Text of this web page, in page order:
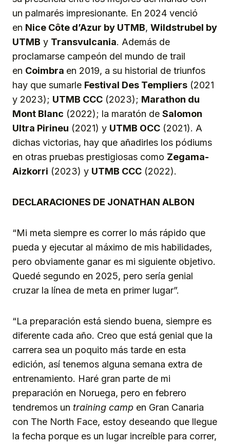
un palmarés impresionante. En 2024 venció
en Nice Côte d’Azur by UTMB, Wildstrubel by
UTMB y Transvulcania. Además de
proclamarse campeón del mundo de trail
en Coimbra en 2019, a su historial de triunfos
hay que sumarle Festival Des Templiers (2021
y 2023); UTMB CCC (2023); Marathon du
Mont Blanc (2022); la maratón de Salomon
Ultra Pirineu (2021) y UTMB OCC (2021). A
dichas victorias, hay que añadirles los pódiums
en otras pruebas prestigiosas como Zegama-
Aizkorri (2023) y UTMB CCC (2022).
DECLARACIONES DE JONATHAN ALBON
“Mi meta siempre es correr lo más rápido que
pueda y ejecutar al máximo de mis habilidades,
pero obviamente ganar es mi siguiente objetivo.
Quedé segundo en 2025, pero sería genial
cruzar la línea de meta en primer lugar”.
“La preparación está siendo buena, siempre es
diferente cada año. Creo que está genial que la
carrera sea un poquito más tarde en esta
edición, así tenemos alguna semana extra de
entrenamiento. Haré gran parte de mi
preparación en Noruega, pero en febrero
tendremos un training camp en Gran Canaria
con The North Face, estoy deseando que llegue
la fecha porque es un lugar increíble para correr,